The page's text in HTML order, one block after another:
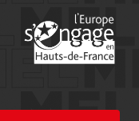
fenêtre)
fenêtre)
fenêtre)